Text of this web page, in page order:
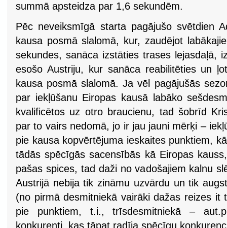
summā apsteidza par 1,6 sekundēm.
Pēc neveiksmīgā starta pagājušo svētdien
kausa posmā slalomā, kur, zaudējot
sekundes, sanāca izstāties trases lejasdaļā,
esošo Austriju, kur sanāca reabilitēties un
kausa posmā slalomā. Ja vēl pagājušās
par iekļūšanu Eiropas kausā labāko
kvalificētos uz otro braucienu, tad šobrīd
par to vairs nedomā, jo ir jau jauni mērķi –
pie kausa kopvērtējuma ieskaites punktiem,
tādās spēcīgās sacensībās kā Eiropas
pašas spices, tad daži no vadošajiem kalnu
Austrijā nebija tik zināmu uzvārdu un tik
(no pirmā desmitniekā vairāki dažas reizes it
pie punktiem, t.i., trīsdesmitniekā –
konkurenti, kas tāpat radīja spēcīgu